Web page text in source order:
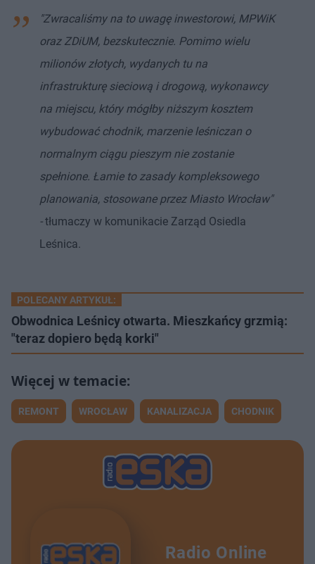
"Zwracaliśmy na to uwagę inwestorowi, MPWiK
oraz ZDiUM, bezskutecznie. Pomimo wielu
milionów złotych, wydanych tu na
infrastrukturę sieciową i drogową, wykonawcy
na miejscu, który mógłby niższym kosztem
wybudować chodnik, marzenie leśniczan o
normalnym ciągu pieszym nie zostanie
spełnione. Łamie to zasady kompleksowego
planowania, stosowane przez Miasto Wrocław"
-tłumaczy w komunikacie Zarząd Osiedla
Leśnica.
POLECANY ARTYKUŁ:
Obwodnica Leśnicy otwarta. Mieszkańcy grzmią:
"teraz dopiero będą korki"
REMONT WROCŁAW KANALIZACJA CHODNIK
Radio Online